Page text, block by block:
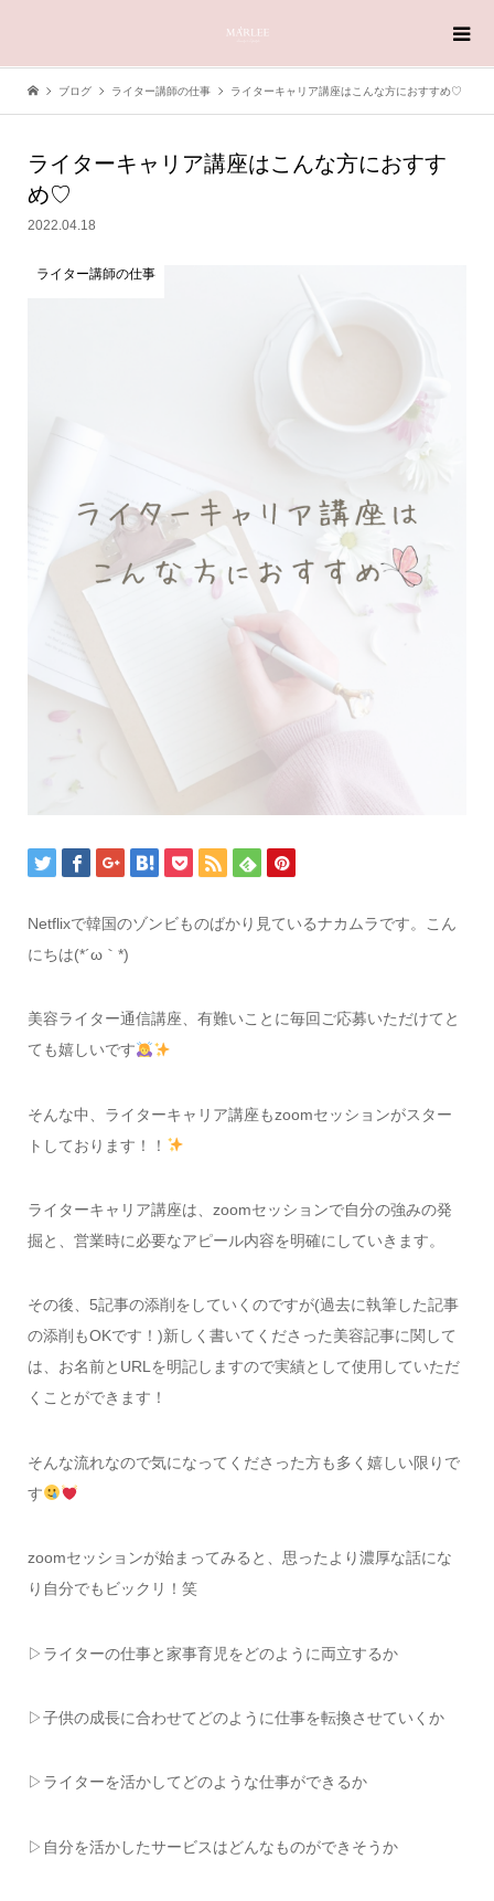
ブログ ライター講師の仕事 ライターキャリア講座はこんな方におすすめ♡
ライターキャリア講座はこんな方におすす
め♡
2022.04.18
ライター講師の仕事
Netflixで韓国のゾンビものばかり見ているナカムラです。こん
にちは(*´ω｀*)
美容ライター通信講座、有難いことに毎回ご応募いただけてと
ても嬉しいです
そんな中、ライターキャリア講座もzoomセッションがスター
トしております！！
ライターキャリア講座は、zoomセッションで自分の強みの発
掘と、営業時に必要なアピール内容を明確にしていきます。
その後、5記事の添削をしていくのですが(過去に執筆した記事
の添削もOKです！)新しく書いてくださった美容記事に関して
は、お名前とURLを明記しますので実績として使用していただ
くことができます！
そんな流れなので気になってくださった方も多く嬉しい限りで
す
zoomセッションが始まってみると、思ったより濃厚な話にな
り自分でもビックリ！笑
▷ライターの仕事と家事育児をどのように両立するか
▷子供の成長に合わせてどのように仕事を転換させていくか
▷ライターを活かしてどのような仕事ができるか
▷自分を活かしたサービスはどんなものができそうか